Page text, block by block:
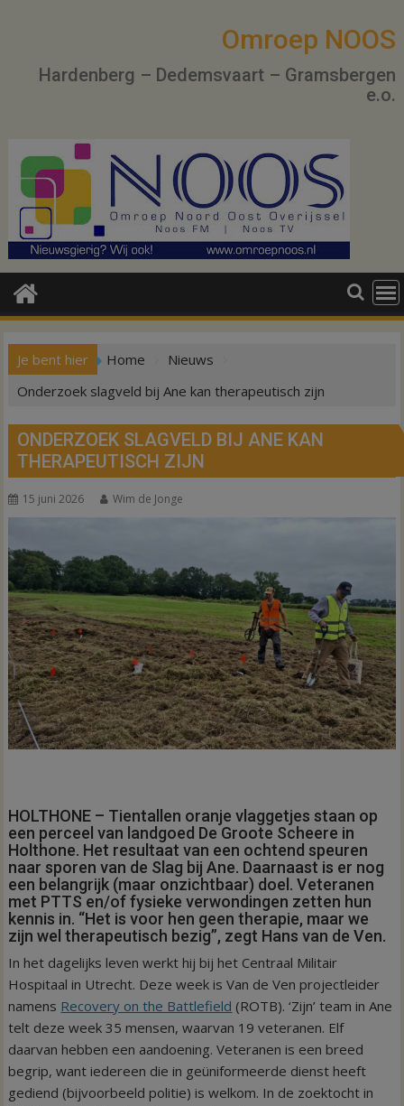
Omroep NOOS
Hardenberg – Dedemsvaart – Gramsbergen
e.o.
Je bent hier Home
Nieuws
Onderzoek slagveld bij Ane kan therapeutisch zijn
ONDERZOEK SLAGVELD BIJ ANE KAN
THERAPEUTISCH ZIJN
15 juni 2026 Wim de Jonge
HOLTHONE – Tientallen oranje vlaggetjes staan op
een perceel van landgoed De Groote Scheere in
Holthone. Het resultaat van een ochtend speuren
naar sporen van de Slag bij Ane. Daarnaast is er nog
een belangrijk (maar onzichtbaar) doel. Veteranen
met PTTS en/of fysieke verwondingen zetten hun
kennis in. “Het is voor hen geen therapie, maar we
zijn wel therapeutisch bezig”, zegt Hans van de Ven.
In het dagelijks leven werkt hij bij het Centraal Militair
Hospitaal in Utrecht. Deze week is Van de Ven projectleider
namens Recovery on the Battlefield (ROTB). ‘Zijn’ team in Ane
telt deze week 35 mensen, waarvan 19 veteranen. Elf
daarvan hebben een aandoening. Veteranen is een breed
begrip, want iedereen die in geüniformeerde dienst heeft
gediend (bijvoorbeeld politie) is welkom. In de zoektocht in